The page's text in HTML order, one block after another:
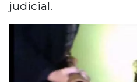
judicial.